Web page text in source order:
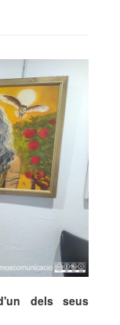
dels seus